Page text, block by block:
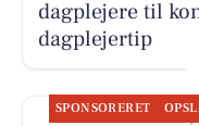
dagplejere til
dagplejertip
SPONSORERET